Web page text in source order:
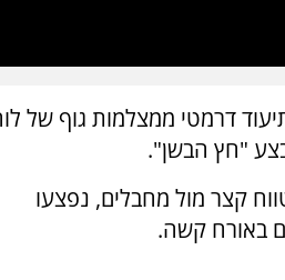
"חץ הבשן".
קצר מול מחבלים, נפצעו
באורח קשה.